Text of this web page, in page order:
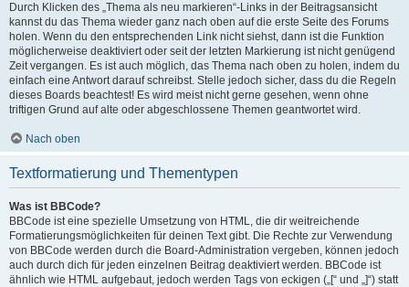
Durch Klicken des „Thema als neu markieren“-Links in der Beitragsansicht
kannst du das Thema wieder ganz nach oben auf die erste Seite des Forums
holen. Wenn du den entsprechenden Link nicht siehst, dann ist die Funktion
möglicherweise deaktiviert oder seit der letzten Markierung ist nicht genügend
Zeit vergangen. Es ist auch möglich, das Thema nach oben zu holen, indem du
einfach eine Antwort darauf schreibst. Stelle jedoch sicher, dass du die Regeln
dieses Boards beachtest! Es wird meist nicht gerne gesehen, wenn ohne
triftigen Grund auf alte oder abgeschlossene Themen geantwortet wird.
Nach oben
Textformatierung und Thementypen
Was ist BBCode?
BBCode ist eine spezielle Umsetzung von HTML, die dir weitreichende
Formatierungsmöglichkeiten für deinen Text gibt. Die Rechte zur Verwendung
von BBCode werden durch die Board-Administration vergeben, können jedoch
auch durch dich für jeden einzelnen Beitrag deaktiviert werden. BBCode ist
ähnlich wie HTML aufgebaut, jedoch werden Tags von eckigen („[“ und „]“) statt